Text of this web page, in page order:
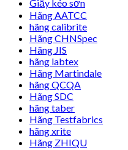
Giấy kéo sơn
Hãng AATCC
hãng calibrite
Hãng CHNSpec
Hãng JIS
hãng labtex
Hãng Martindale
hãng QCQA
Hãng SDC
hãng taber
Hãng Testfabrics
hãng xrite
Hãng ZHIQU